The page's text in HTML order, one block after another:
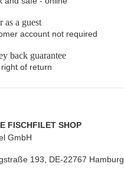
as a guest
account not required
back guarantee
of return
FISCHFILET SHOP
GmbH
193, DE-22767 Hamburg